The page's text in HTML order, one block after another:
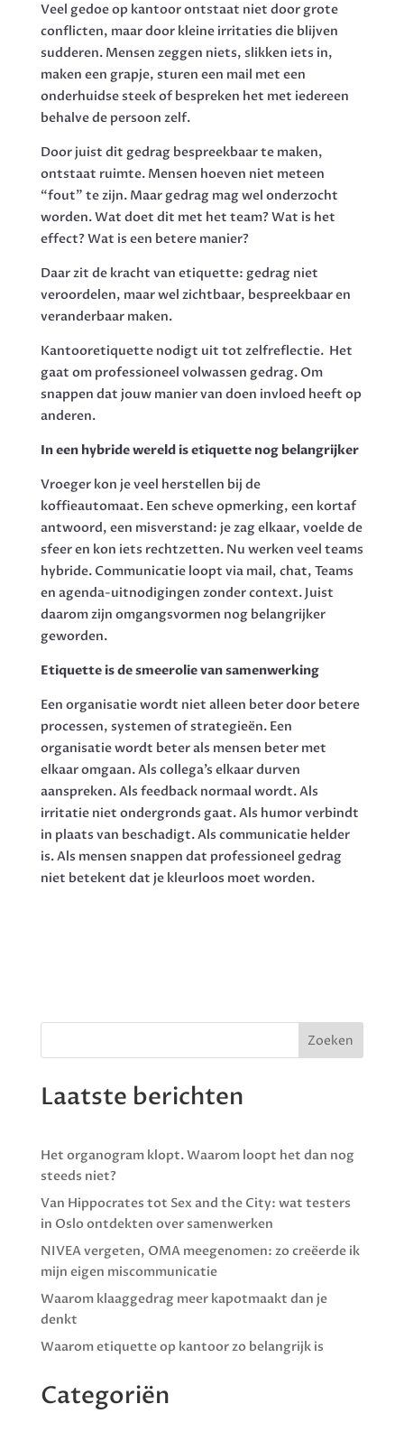
Veel gedoe op kantoor ontstaat niet door grote
conflicten, maar door kleine irritaties die blijven
sudderen. Mensen zeggen niets, slikken iets in,
maken een grapje, sturen een mail met een
onderhuidse steek of bespreken het met iedereen
behalve de persoon zelf.
Door juist dit gedrag bespreekbaar te maken,
ontstaat ruimte. Mensen hoeven niet meteen
“fout” te zijn. Maar gedrag mag wel onderzocht
worden. Wat doet dit met het team? Wat is het
effect? Wat is een betere manier?
Daar zit de kracht van etiquette: gedrag niet
veroordelen, maar wel zichtbaar, bespreekbaar en
veranderbaar maken.
Kantooretiquette nodigt uit tot zelfreflectie. Het
gaat om professioneel volwassen gedrag. Om
snappen dat jouw manier van doen invloed heeft op
anderen.
In een hybride wereld is etiquette nog belangrijker
Vroeger kon je veel herstellen bij de
koffieautomaat. Een scheve opmerking, een kortaf
antwoord, een misverstand: je zag elkaar, voelde de
sfeer en kon iets rechtzetten. Nu werken veel teams
hybride. Communicatie loopt via mail, chat, Teams
en agenda-uitnodigingen zonder context. Juist
daarom zijn omgangsvormen nog belangrijker
geworden.
Etiquette is de smeerolie van samenwerking
Een organisatie wordt niet alleen beter door betere
processen, systemen of strategieën. Een
organisatie wordt beter als mensen beter met
elkaar omgaan. Als collega’s elkaar durven
aanspreken. Als feedback normaal wordt. Als
irritatie niet ondergronds gaat. Als humor verbindt
in plaats van beschadigt. Als communicatie helder
is. Als mensen snappen dat professioneel gedrag
niet betekent dat je kleurloos moet worden.
Laatste berichten
Het organogram klopt. Waarom loopt het dan nog
steeds niet?
Van Hippocrates tot Sex and the City: wat testers
in Oslo ontdekten over samenwerken
NIVEA vergeten, OMA meegenomen: zo creëerde ik
mijn eigen miscommunicatie
Waarom klaaggedrag meer kapotmaakt dan je
denkt
Waarom etiquette op kantoor zo belangrijk is
Categoriën